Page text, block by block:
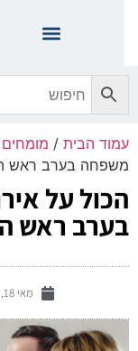
הבית/ מומחים
בערב ראש
על
ראש
מאי 18, 2022